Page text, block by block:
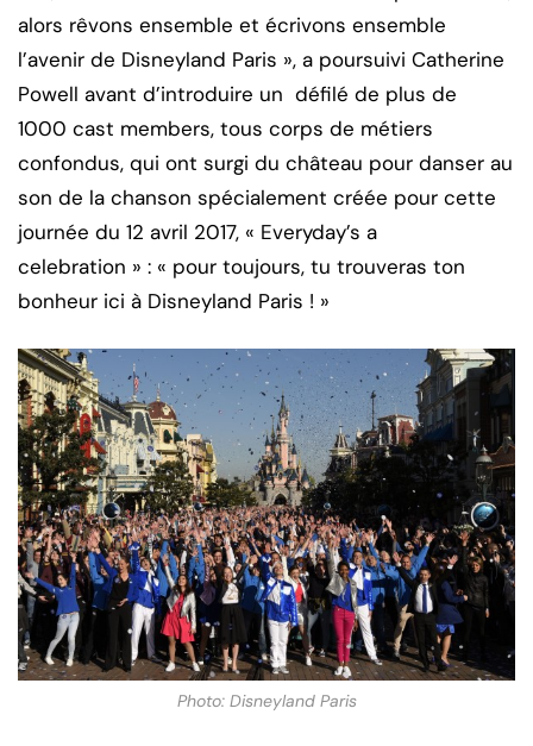
alors rêvons ensemble et écrivons ensemble
l’avenir de Disneyland Paris », a poursuivi Catherine
Powell avant d’introduire un défilé de plus de
1000 cast members, tous corps de métiers
confondus, qui ont surgi du château pour danser au
son de la chanson spécialement créée pour cette
journée du 12 avril 2017, « Everyday’s a
celebration » : « pour toujours, tu trouveras ton
bonheur ici à Disneyland Paris ! »
Photo: Disneyland Paris